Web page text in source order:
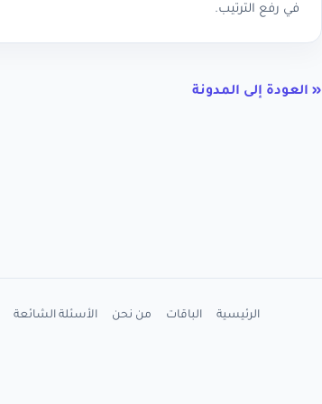
في رفع الترتيب.
« العودة إلى المدونة
الرئيسية الباقات من نحن الأسئلة الشائعة